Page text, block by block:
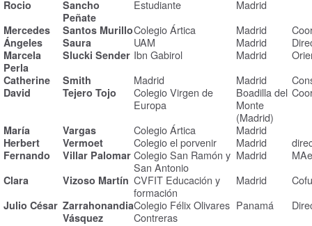
Rocio
Sancho
Peñate
Estudiante Madrid
Mercedes Santos MurilloColegio Ártica Madrid
Ángeles Saura UAM Madrid
Marcela
Perla
Slucki Sender Ibn Gabirol Madrid
Catherine Smith Madrid Madrid
David Tejero Tojo
Colegio Virgen de
Europa
Boadilla del
Monte
(Madrid)
María Vargas Colegio Ártica Madrid
Herbert Vermoet Colegio el porvenir Madrid
Fernando Villar Palomar Colegio San Ramón y
San Antonio
Madrid
Clara Vizoso Martín CVFIT Educación y
formación
Madrid
Julio César Zarrahonandia
Vásquez
Colegio Félix Olivares
Contreras
Panamá